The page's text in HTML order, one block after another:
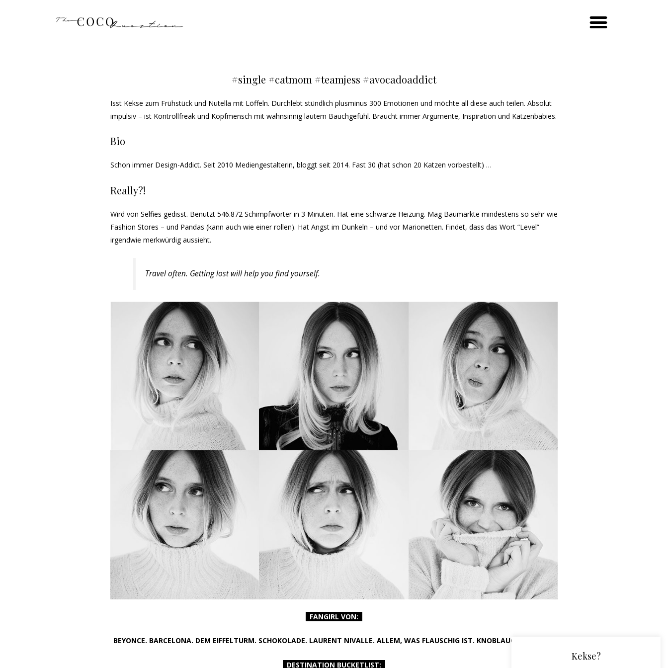
#single #catmom #teamjess #avocadoaddict
Isst Kekse zum Frühstück und Nutella mit Löffeln. Durchlebt stündlich plusminus 300 Emotionen und möchte all diese auch teilen. Absolut
impulsiv – ist Kontrollfreak und Kopfmensch mit wahnsinnig lautem Bauchgefühl. Braucht immer Argumente, Inspiration und Katzenbabies.
Bio
Schon immer Design-Addict. Seit 2010 Mediengestalterin, bloggt seit 2014. Fast 30 (hat schon 20 Katzen vorbestellt) …
Really?!
Wird von Selfies gedisst. Benutzt 546.872 Schimpfwörter in 3 Minuten. Hat eine schwarze Heizung. Mag Baumärkte mindestens so sehr wie
Fashion Stores – und Pandas (kann auch wie einer rollen). Hat Angst im Dunkeln – und vor Marionetten. Findet, dass das Wort “Level”
irgendwie merkwürdig aussieht.
Travel often. Getting lost will help you find yourself.
FANGIRL VON:
BEYONCE. BARCELONA. DEM EIFFELTURM. SCHOKOLADE. LAURENT NIVALLE. ALLEM, WAS FLAUSCHIG IST. KNOBLAUCH POMMES.
DESTINATION BUCKETLIST:
Kekse?